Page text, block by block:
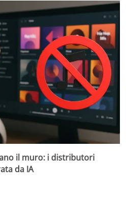
il muro: i distributori
da IA